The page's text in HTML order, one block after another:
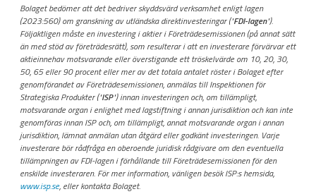
Bolaget bedömer att det bedriver skyddsvärd verksamhet enligt lagen
(2023:560) om granskning av utländska direktinvesteringar ("FDI-lagen").
Följaktligen måste en investering i aktier i Företrädesemissionen (på annat sätt
än med stöd av företrädesrätt), som resulterar i att en investerare förvärvar ett
aktieinnehav motsvarande eller överstigande ett tröskelvärde om 10, 20, 30,
50, 65 eller 90 procent eller mer av det totala antalet röster i Bolaget efter
genomförandet av Företrädesemissionen, anmälas till Inspektionen för
Strategiska Produkter ("ISP") innan investeringen och, om tillämpligt,
motsvarande organ i enlighet med lagstiftning i annan jurisdiktion och kan inte
genomföras innan ISP och, om tillämpligt, annat motsvarande organ i annan
jurisdiktion, lämnat anmälan utan åtgärd eller godkänt investeringen. Varje
investerare bör rådfråga en oberoende juridisk rådgivare om den eventuella
tillämpningen av FDI-lagen i förhållande till Företrädesemissionen för den
enskilde investeraren. För mer information, vänligen besök ISP:s hemsida,
www.isp.se, eller kontakta Bolaget.